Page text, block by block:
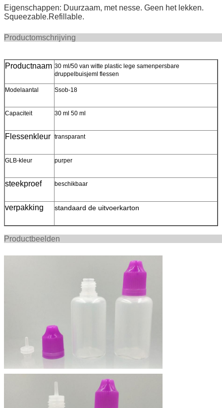
Eigenschappen: Duurzaam, met nesse. Geen het lekken.
Squeezable.Refillable.
Productnaam 30 ml/50 van witte plastic lege samenpersbare
druppelbuisjeml flessen
Modelaantal Ssob-18
Capaciteit 30 ml 50 ml
Flessenkleur transparant
GLB-kleur purper
steekproef beschikbaar
verpakking standaard de uitvoerkarton